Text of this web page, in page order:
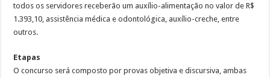
todos os servidores receberão um auxílio-alimentação no valor de R$
1.393,10, assistência médica e odontológica, auxílio-creche, entre
outros.
Etapas
O concurso será composto por provas objetiva e discursiva, ambas